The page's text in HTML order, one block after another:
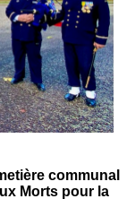
communal
Morts pour la